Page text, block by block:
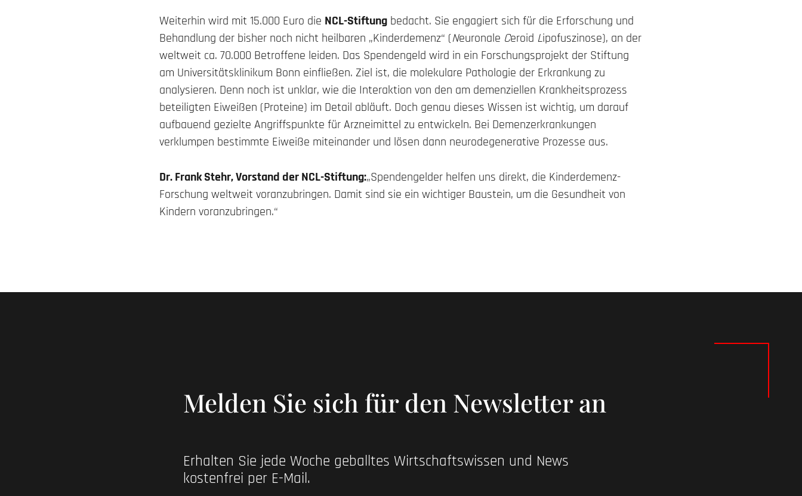
Weiterhin wird mit 15.000 Euro die NCL-Stiftung bedacht. Sie engagiert sich für die Erforschung und
Behandlung der bisher noch nicht heilbaren „Kinderdemenz“ (Neuronale Ceroid Lipofuszinose), an der
weltweit ca. 70.000 Betroffene leiden. Das Spendengeld wird in ein Forschungsprojekt der Stiftung
am Universitätsklinikum Bonn einfließen. Ziel ist, die molekulare Pathologie der Erkrankung zu
analysieren. Denn noch ist unklar, wie die Interaktion von den am demenziellen Krankheitsprozess
beteiligten Eiweißen (Proteine) im Detail abläuft. Doch genau dieses Wissen ist wichtig, um darauf
aufbauend gezielte Angriffspunkte für Arzneimittel zu entwickeln. Bei Demenzerkrankungen
verklumpen bestimmte Eiweiße miteinander und lösen dann neurodegenerative Prozesse aus.
Dr. Frank Stehr, Vorstand der NCL-Stiftung:„Spendengelder helfen uns direkt, die Kinderdemenz-
Forschung weltweit voranzubringen. Damit sind sie ein wichtiger Baustein, um die Gesundheit von
Kindern voranzubringen.“
Melden Sie sich für den Newsletter an
Erhalten Sie jede Woche geballtes Wirtschaftswissen und News
kostenfrei per E-Mail.